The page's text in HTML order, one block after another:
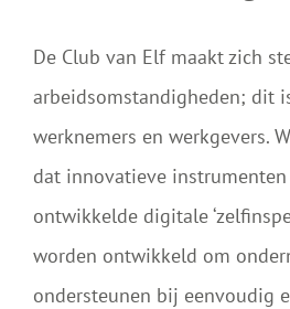
De Club van Elf maakt zich
arbeidsomstandigheden; dit
werknemers en werkgevers.
dat innovatieve
ontwikkelde digitale
worden ontwikkeld om
ondersteunen bij eenvoudig